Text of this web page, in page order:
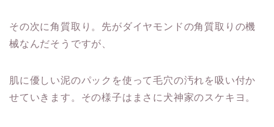
その次に角質取り。先がダイヤモンドの角質取りの機
械なんだそうですが、
肌に優しい泥のパックを使って毛穴の汚れを吸い付か
せていきます。その様子はまさに犬神家のスケキヨ。